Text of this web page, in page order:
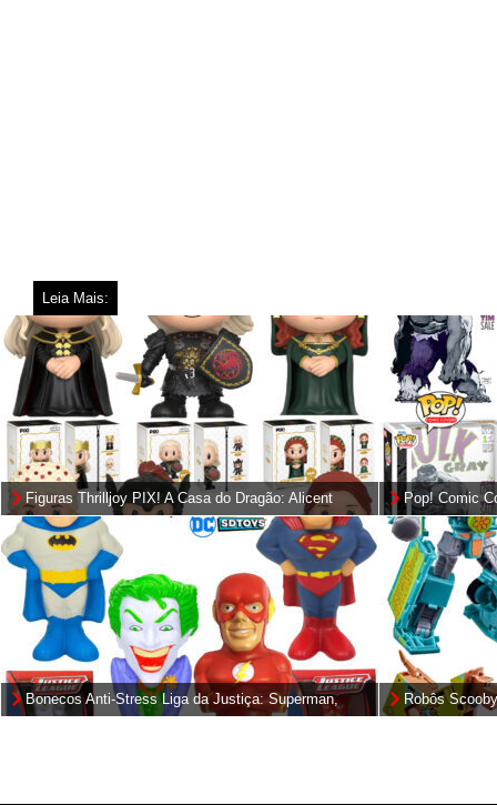
Leia Mais:
Figuras Thrilljoy PIX! A Casa do Dragão: Alicent
Hightower, Rhaenyra e Daemon Targaryen (House of
the Dragons)
Pop! Comic
Bonecos Anti-Stress Liga da Justiça: Superman,
Flash, Batman e Coringa
Robôs
Mysterious